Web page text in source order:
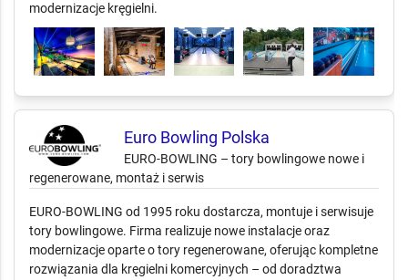
modernizacje kręgielni.
Euro Bowling Polska
EURO-BOWLING – tory bowlingowe nowe i
regenerowane, montaż i serwis
EURO-BOWLING od 1995 roku dostarcza, montuje i serwisuje
tory bowlingowe. Firma realizuje nowe instalacje oraz
modernizacje oparte o tory regenerowane, oferując kompletne
rozwiązania dla kręgielni komercyjnych – od doradztwa